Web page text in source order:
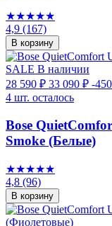
★★★★★
4,9 (167)
В корзину
SALE В наличии
28 590 ₽ 33 090 ₽ -
4 шт. осталось
Bose
Smoke (Белые)
★★★★★
4,8 (96)
В корзину